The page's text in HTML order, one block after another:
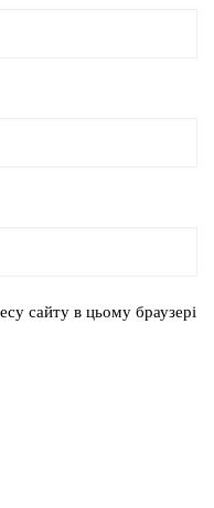
сайту в цьому браузері